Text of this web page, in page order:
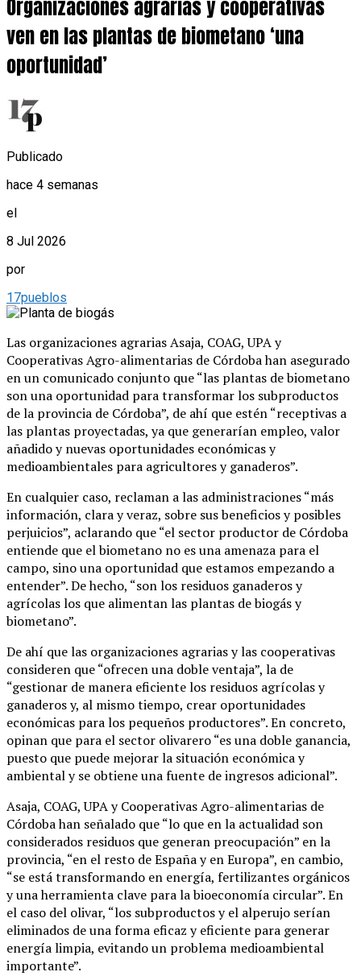
Organizaciones agrarias y cooperativas
ven en las plantas de biometano ‘una
oportunidad’
Publicado
hace 4 semanas
el
8 Jul 2026
por
17pueblos
Las organizaciones agrarias Asaja, COAG, UPA y
Cooperativas Agro-alimentarias de Córdoba han asegurado
en un comunicado conjunto que “las plantas de biometano
son una oportunidad para transformar los subproductos
de la provincia de Córdoba”, de ahí que estén “receptivas a
las plantas proyectadas, ya que generarían empleo, valor
añadido y nuevas oportunidades económicas y
medioambientales para agricultores y ganaderos”.
En cualquier caso, reclaman a las administraciones “más
información, clara y veraz, sobre sus beneficios y posibles
perjuicios”, aclarando que “el sector productor de Córdoba
entiende que el biometano no es una amenaza para el
campo, sino una oportunidad que estamos empezando a
entender”. De hecho, “son los residuos ganaderos y
agrícolas los que alimentan las plantas de biogás y
biometano”.
De ahí que las organizaciones agrarias y las cooperativas
consideren que “ofrecen una doble ventaja”, la de
“gestionar de manera eficiente los residuos agrícolas y
ganaderos y, al mismo tiempo, crear oportunidades
económicas para los pequeños productores”. En concreto,
opinan que para el sector olivarero “es una doble ganancia,
puesto que puede mejorar la situación económica y
ambiental y se obtiene una fuente de ingresos adicional”.
Asaja, COAG, UPA y Cooperativas Agro-alimentarias de
Córdoba han señalado que “lo que en la actualidad son
considerados residuos que generan preocupación” en la
provincia, “en el resto de España y en Europa”, en cambio,
“se está transformando en energía, fertilizantes orgánicos
y una herramienta clave para la bioeconomía circular”. En
el caso del olivar, “los subproductos y el alperujo serían
eliminados de una forma eficaz y eficiente para generar
energía limpia, evitando un problema medioambiental
importante”.